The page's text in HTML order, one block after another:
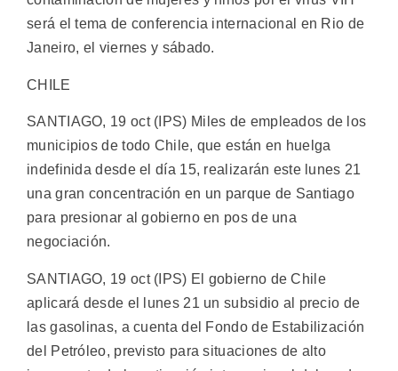
será el tema de conferencia internacional en Rio de
Janeiro, el viernes y sábado.
CHILE
SANTIAGO, 19 oct (IPS) Miles de empleados de los
municipios de todo Chile, que están en huelga
indefinida desde el día 15, realizarán este lunes 21
una gran concentración en un parque de Santiago
para presionar al gobierno en pos de una
negociación.
SANTIAGO, 19 oct (IPS) El gobierno de Chile
aplicará desde el lunes 21 un subsidio al precio de
las gasolinas, a cuenta del Fondo de Estabilización
del Petróleo, previsto para situaciones de alto